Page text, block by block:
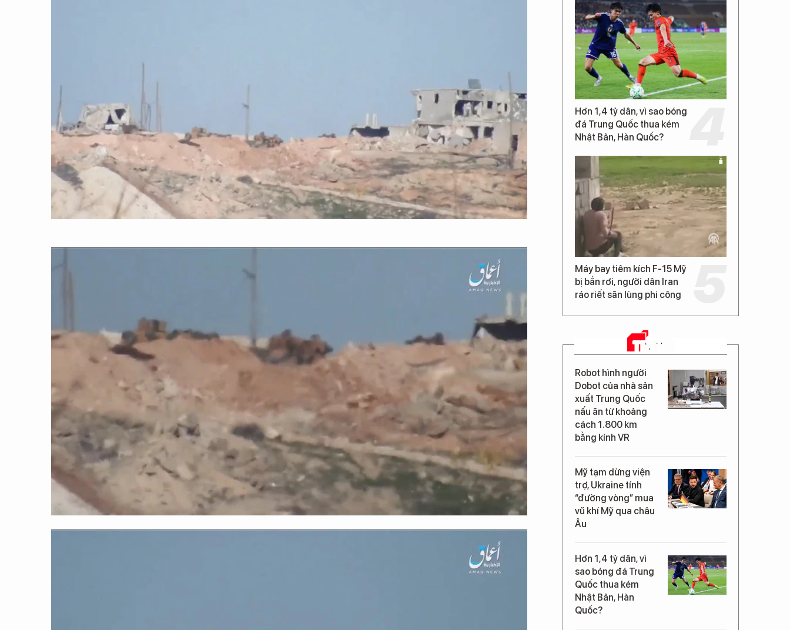
Hơn 1,4 tỷ dân, vì sao bóng
đá Trung Quốc thua kém
Nhật Bản, Hàn Quốc?
Máy bay tiêm kích F-15 Mỹ
bị bắn rơi, người dân Iran
ráo riết săn lùng phi công
TIN MỚI
Robot hình người
Dobot của nhà sản
xuất Trung Quốc
nấu ăn từ khoảng
cách 1.800 km
bằng kính VR
Mỹ tạm dừng viện
trợ, Ukraine tính
“đường vòng” mua
vũ khí Mỹ qua châu
Âu
Hơn 1,4 tỷ dân, vì
sao bóng đá Trung
Quốc thua kém
Nhật Bản, Hàn
Quốc?